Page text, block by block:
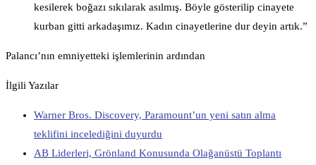
kesilerek boğazı sıkılarak asılmış. Böyle gösterilip cinayete
kurban gitti arkadaşımız. Kadın cinayetlerine dur deyin artık.”
Palancı’nın emniyetteki işlemlerinin ardından
İlgili Yazılar
Warner Bros. Discovery, Paramount’un yeni satın alma
teklifini incelediğini duyurdu
AB Liderleri, Grönland Konusunda Olağanüstü Toplantı